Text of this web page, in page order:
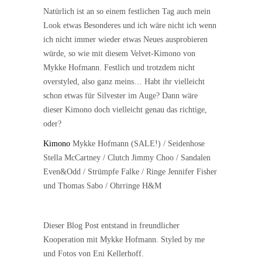
Natürlich ist an so einem festlichen Tag auch mein
Look etwas Besonderes und ich wäre nicht ich wenn
ich nicht immer wieder etwas Neues ausprobieren
würde, so wie mit diesem Velvet-Kimono von
Mykke Hofmann. Festlich und trotzdem nicht
overstyled, also ganz meins… Habt ihr vielleicht
schon etwas für Silvester im Auge? Dann wäre
dieser Kimono doch vielleicht genau das richtige,
oder?
Kimono Mykke Hofmann (SALE!) / Seidenhose
Stella McCartney / Clutch Jimmy Choo / Sandalen
Even&Odd / Strümpfe Falke / Ringe Jennifer Fisher
und Thomas Sabo / Ohrringe H&M
Dieser Blog Post entstand in freundlicher
Kooperation mit Mykke Hofmann. Styled by me
und Fotos von Eni Kellerhoff.